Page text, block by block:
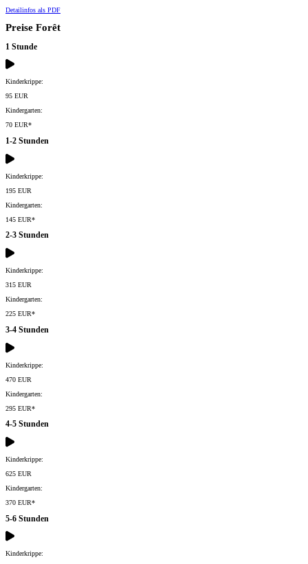
Detailinfos als PDF
Preise Forêt
1 Stunde
Kinderkrippe:
95 EUR
Kindergarten:
70 EUR*
1-2 Stunden
Kinderkrippe:
195 EUR
Kindergarten:
145 EUR*
2-3 Stunden
Kinderkrippe:
315 EUR
Kindergarten:
225 EUR*
3-4 Stunden
Kinderkrippe:
470 EUR
Kindergarten:
295 EUR*
4-5 Stunden
Kinderkrippe:
625 EUR
Kindergarten:
370 EUR*
5-6 Stunden
Kinderkrippe: